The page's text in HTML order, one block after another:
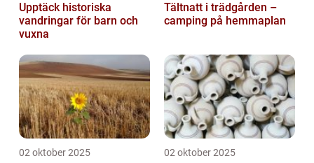
Upptäck historiska
vandringar för barn och
vuxna
Tältnatt i trädgården –
camping på hemmaplan
02 oktober 2025 02 oktober 2025